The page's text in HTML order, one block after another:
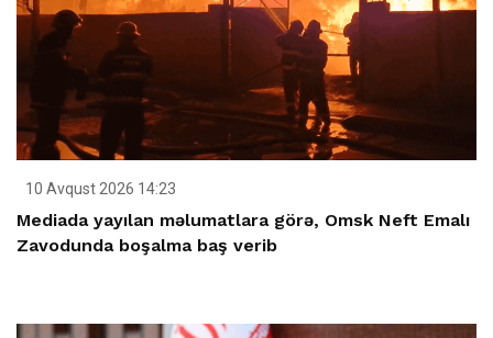
10 Avqust 2026 14:23
Mediada yayılan məlumatlara görə, Omsk Neft Emalı
Zavodunda boşalma baş verib